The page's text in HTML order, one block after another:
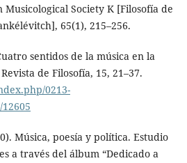
Society K [Filosofía de
65(1), 215–256.
sentidos de la música en la
de Filosofía, 15, 21–37.
0213-
Música, poesía y política. Estudio
a través del álbum “Dedicado a